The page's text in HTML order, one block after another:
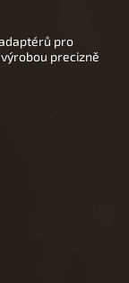
pro
precizně